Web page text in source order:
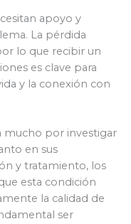
apoyo y
La pérdida
lo que recibir un
es clave para
y la conexión con
mucho por investigar
en sus
y tratamiento, los
esta condición
la calidad de
ser